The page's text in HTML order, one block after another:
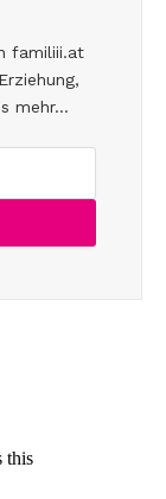
familiii.at
mehr...